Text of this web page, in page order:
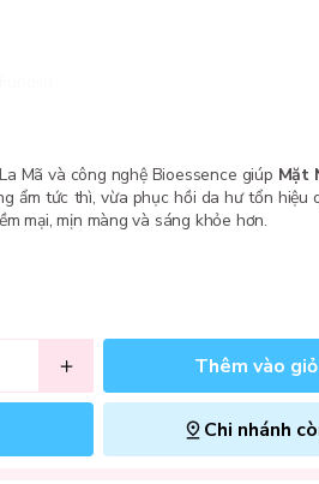
Mã và công nghệ Bioessence giúp Mặt
ẩm tức thì, vừa phục hồi da hư tổn hiệu
mại, mịn màng và sáng khỏe hơn.
Thêm vào
Chi nhánh